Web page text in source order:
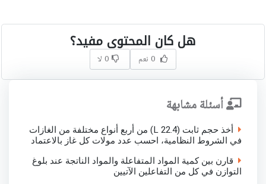
هل كان المحتوى مفيد؟
0 نعم 0 لا
أسئلة مشابهة
أخذ حجم ثابت (22.4 L) من أربع أنواع مختلفة من الغازات
في الشروط النظامية، احسب عدد مولات كل غاز بالاعتماد
قارن بين كمية المواد المتفاعلة والمواد الناتجة عند بلوغ
التوازن في كل من التفاعلين الآتيين